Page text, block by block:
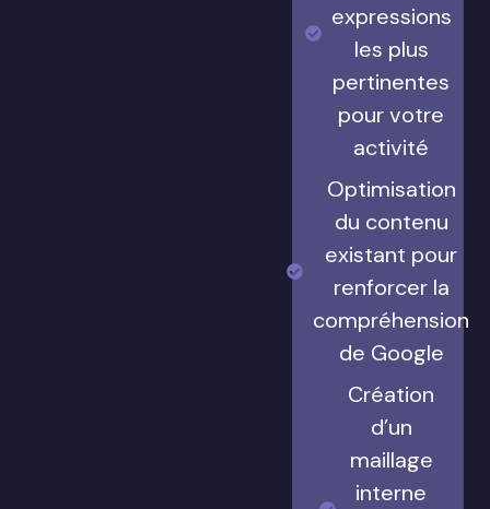
expressions
les plus
pertinentes
pour votre
activité
Optimisation
du contenu
existant pour
renforcer la
compréhension
de Google
Création
d’un
maillage
interne